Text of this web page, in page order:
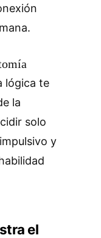
lógica te
la
solo
y
el